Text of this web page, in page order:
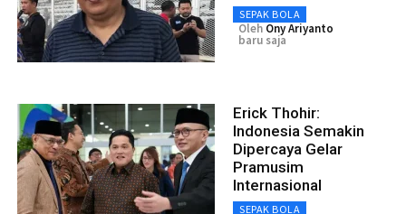
SEPAK BOLA
Oleh Ony Ariyanto
baru saja
Erick Thohir:
Indonesia Semakin
Dipercaya Gelar
Pramusim
Internasional
SEPAK BOLA